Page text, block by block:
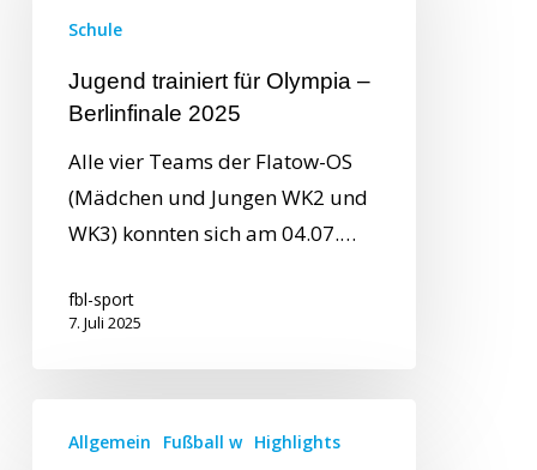
Schule
Jugend trainiert für Olympia –
Berlinfinale 2025
Alle vier Teams der Flatow-OS
(Mädchen und Jungen WK2 und
WK3) konnten sich am 04.07.…
fbl-sport
7. Juli 2025
Allgemein Fußball w Highlights